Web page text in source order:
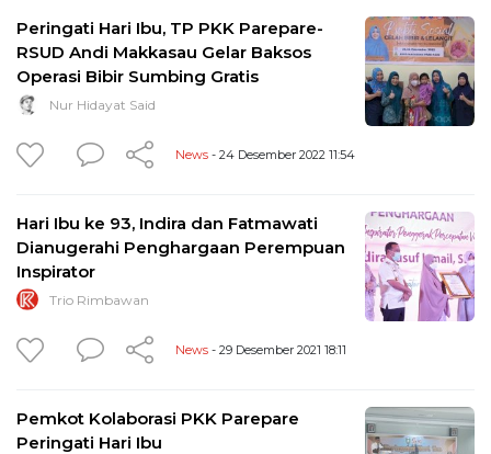
Peringati Hari Ibu, TP PKK Parepare-
RSUD Andi Makkasau Gelar Baksos
Operasi Bibir Sumbing Gratis
Nur Hidayat Said
News - 24 Desember 2022 11:54
Hari Ibu ke 93, Indira dan Fatmawati
Dianugerahi Penghargaan Perempuan
Inspirator
Trio Rimbawan
News - 29 Desember 2021 18:11
Pemkot Kolaborasi PKK Parepare
Peringati Hari Ibu